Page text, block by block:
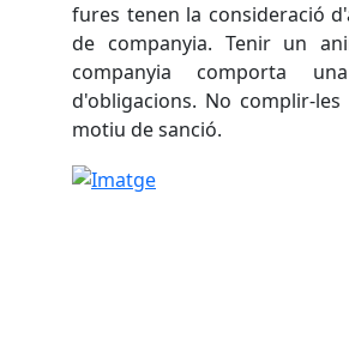
fures tenen la consideració
de companyia. Tenir un
companyia comporta
d'obligacions. No complir-
motiu de sanció.
L'Ajuntament de Tavèrnoles